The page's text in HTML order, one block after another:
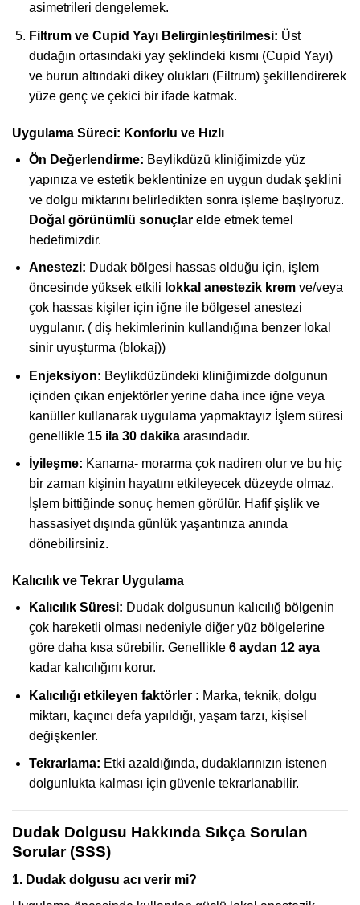
asimetrileri dengelemek.
Filtrum ve Cupid Yayı Belirginleştirilmesi: Üst
dudağın ortasındaki yay şeklindeki kısmı (Cupid Yayı)
ve burun altındaki dikey olukları (Filtrum) şekillendirerek
yüze genç ve çekici bir ifade katmak.
Uygulama Süreci: Konforlu ve Hızlı
Ön Değerlendirme: Beylikdüzü kliniğimizde yüz
yapınıza ve estetik beklentinize en uygun dudak şeklini
ve dolgu miktarını belirledikten sonra işleme başlıyoruz.
Doğal görünümlü sonuçlarelde etmek temel
hedefimizdir.
Anestezi: Dudak bölgesi hassas olduğu için, işlem
öncesinde yüksek etkili lokkal anestezik kremve/veya
çok hassas kişiler için iğne ile bölgesel anestezi
uygulanır. ( diş hekimlerinin kullandığına benzer lokal
sinir uyuşturma (blokaj))
Enjeksiyon: Beylikdüzündeki kliniğimizde dolgunun
içinden çıkan enjektörler yerine daha ince iğne veya
kanüller kullanarak uygulama yapmaktayız İşlem süresi
genellikle 15 ila 30 dakikaarasındadır.
İyileşme: Kanama- morarma çok nadiren olur ve bu hiç
bir zaman kişinin hayatını etkileyecek düzeyde olmaz.
İşlem bittiğinde sonuç hemen görülür. Hafif şişlik ve
hassasiyet dışında günlük yaşantınıza anında
dönebilirsiniz.
Kalıcılık ve Tekrar Uygulama
Kalıcılık Süresi: Dudak dolgusunun kalıcılığ bölgenin
çok hareketli olması nedeniyle diğer yüz bölgelerine
göre daha kısa sürebilir. Genellikle 6 aydan 12 aya
kadar kalıcılığını korur.
Kalıcılığı etkileyen faktörler : Marka, teknik, dolgu
miktarı, kaçıncı defa yapıldığı, yaşam tarzı, kişisel
değişkenler.
Tekrarlama: Etki azaldığında, dudaklarınızın istenen
dolgunlukta kalması için güvenle tekrarlanabilir.
Dudak Dolgusu Hakkında Sıkça Sorulan
Sorular (SSS)
1. Dudak dolgusu acı verir mi?